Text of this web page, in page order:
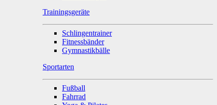
Trainingsgeräte
Schlingentrainer
Fitnessbänder
Gymnastikbälle
Sportarten
Fußball
Fahrrad